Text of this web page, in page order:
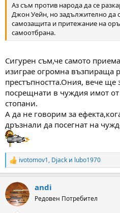
Аз съм против народа да се
Джон Уейн, но задължително да
самозащита и притежание на
самоотбрана.
Сигурен съм,че самото
изиграе огромна възпираща
престъпността.Ония, вече ще
посрещнати в чуждия имот
стопани.
А да не говорим за
дръзнали да посегнат на
R
e
c
t
i
ivotomov1, Djack и lubo1970
andi
Редовен Потребител